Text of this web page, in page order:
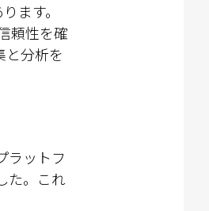
ます。
頼性を確
と分析を
ラットフ
た。これ